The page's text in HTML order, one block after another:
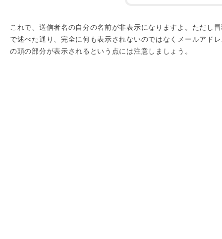
これで、送信者名の自分の名前が非表示になりますよ。ただし
で述べた通り、完全に何も表示されないのではなくメールアド
の頭の部分が表示されるという点には注意しましょう。